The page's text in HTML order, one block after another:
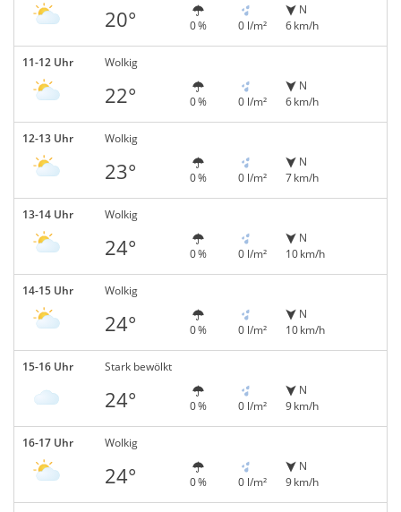
20° 0 % 0 l/m²
N
6 km/h
11-12 Uhr Wolkig
22° 0 % 0 l/m²
N
6 km/h
12-13 Uhr Wolkig
23° 0 % 0 l/m²
N
7 km/h
13-14 Uhr Wolkig
24° 0 % 0 l/m²
N
10 km/h
14-15 Uhr Wolkig
24° 0 % 0 l/m²
N
10 km/h
15-16 Uhr Stark bewölkt
24° 0 % 0 l/m²
N
9 km/h
16-17 Uhr Wolkig
24° 0 % 0 l/m²
N
9 km/h